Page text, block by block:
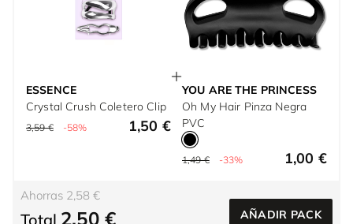
ESSENCE
Crystal Crush Coletero Clip
3,59 € -58% 1,50 €
YOU ARE THE PRINCESS
Oh My Hair Pinza Negra
PVC
1,49 € -33% 1,00 €
Ahorras 2,58 €
Total 2,50 € AÑADIR PACK